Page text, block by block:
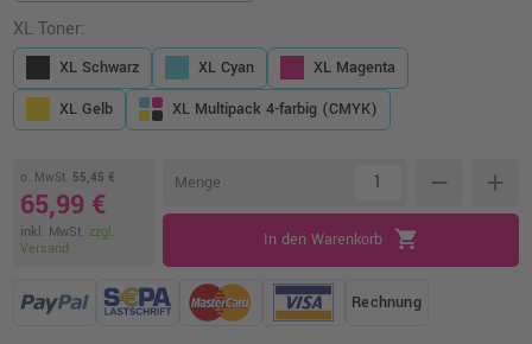
XL Toner:
XL Schwarz XL Cyan
XL Magenta
XL Gelb
XL Multipack 4-farbig (CMYK)
o. MwSt. 55,45 €
65,99 €
inkl. MwSt. zzgl.
Versand
Menge remove add
In den Warenkorb shopping_cart
Rechnung